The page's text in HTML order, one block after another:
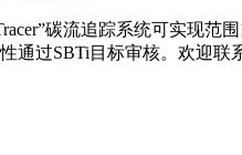
碳流追踪系统可实现范
通过SBTi目标审核。欢迎